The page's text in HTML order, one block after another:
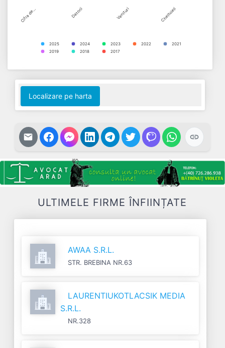
Cifra de… Datorii Venituri Cheltuieli
2025 2024 2023 2022
2021
2019
2018 2017
End of interactive chart.
Localizare pe harta
ULTIMELE FIRME ÎNFIINȚATE
AWAA S.R.L.
STR. BREBINA NR.63
LAURENTIUKOTLACSIK MEDIA
S.R.L.
NR.328